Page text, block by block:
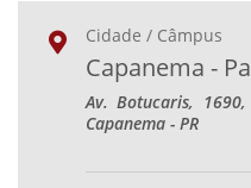
Cidade / Câmpus
Capanema -
Av. Botucaris,
Capanema - PR